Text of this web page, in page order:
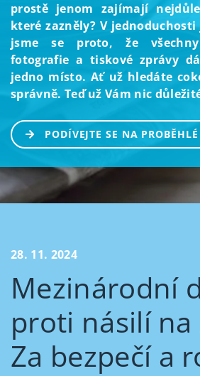
prostě jenom zajímají
které zazněly? V
jsme se proto, že
fotografie a tiskové zprávy
jedno místo. Ať už hledáte
správně. Teď už Vám nic
PODÍVEJTE SE NA PROBĚHLÉ
28. 11. 2024
Mezinárodní
proti násilí na
Za bezpečí a